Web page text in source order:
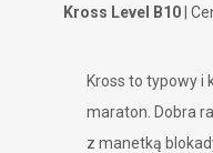
Kross Level B10|
Kross to typowy i
maraton. Dobra
z manetką